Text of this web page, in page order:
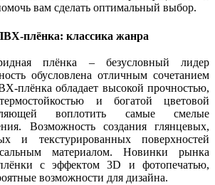
вам сделать оптимальный выбор.
плёнка: классика жанра
плёнка – безусловный лидер
обусловлена отличным сочетанием
плёнка обладает высокой прочностью,
и богатой цветовой
воплотить самые смелые
Возможность создания глянцевых,
и текстурированных поверхностей
материалом. Новинки рынка
с эффектом 3D и фотопечатью,
возможности для дизайна.